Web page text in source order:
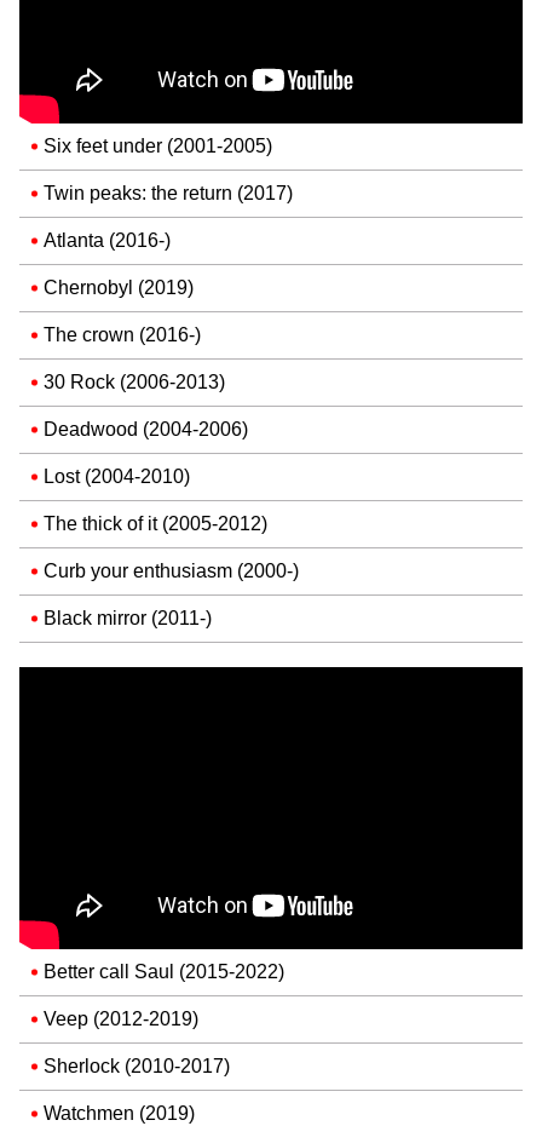
Six feet under (2001-2005)
Twin peaks: the return (2017)
Atlanta (2016-)
Chernobyl (2019)
The crown (2016-)
30 Rock (2006-2013)
Deadwood (2004-2006)
Lost (2004-2010)
The thick of it (2005-2012)
Curb your enthusiasm (2000-)
Black mirror (2011-)
Better call Saul (2015-2022)
Veep (2012-2019)
Sherlock (2010-2017)
Watchmen (2019)